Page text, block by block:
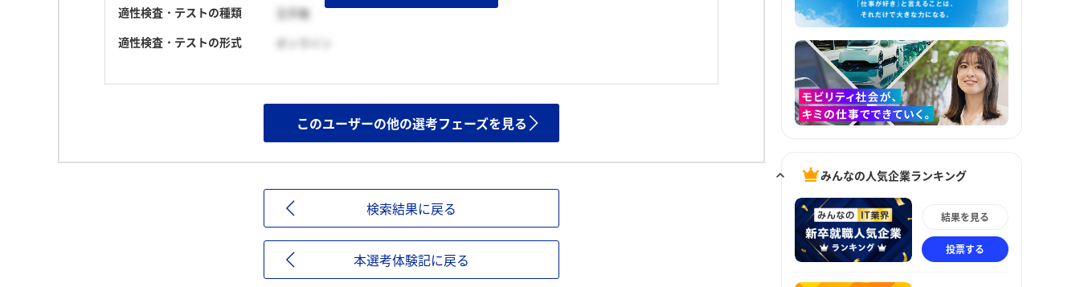
適性検査・テストの種類
玉手箱
適性検査・テストの形式
オンライン
このユーザーの他の選考フェーズを見る
検索結果に戻る
本選考体験記に戻る
みんなの人気企業ランキング
結果を見る
投票する